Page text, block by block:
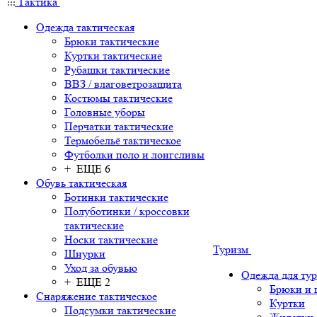
Одежда тактическая
Брюки тактические
Куртки тактические
Рубашки тактические
ВВЗ / влаговетрозащита
Костюмы тактические
Головные уборы
Перчатки тактические
Термобельё тактическое
Футболки поло и лонгсливы
+ ЕЩЕ 6
Обувь тактическая
Ботинки тактические
Полуботинки / кроссовки
тактические
Носки тактические
Шнурки
Уход за обувью
+ ЕЩЕ 2
Снаряжение тактическое
Подсумки тактические
Туризм
Одежда для
Брюки и
Куртки